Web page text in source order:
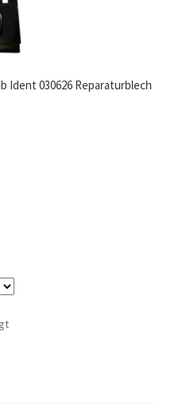
Ident 030626 Reparaturblech